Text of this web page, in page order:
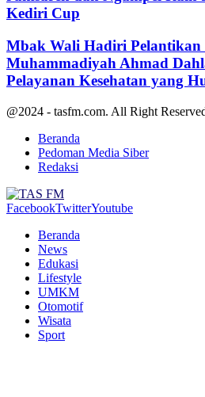
Kediri Cup
Mbak Wali Hadiri Pelantikan
Muhammadiyah Ahmad
Pelayanan Kesehatan yang
@2024 - tasfm.com. All Right
Beranda
Pedoman Media Siber
Redaksi
FacebookTwitterYoutube
Beranda
News
Edukasi
Lifestyle
UMKM
Otomotif
Wisata
Sport